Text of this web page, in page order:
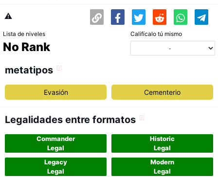
⚠️
Lista de niveles
No Rank
Califícalo tú mismo
metatipos
Evasión Cementerio
Legalidades entre formatos
Commander
Legal
Historic
Legal
Legacy
Legal
Modern
Legal